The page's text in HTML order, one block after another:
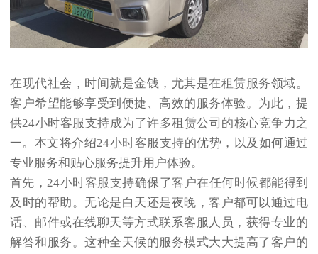
在现代社会，时间就是金钱，尤其是在租赁服务领域。
客户希望能够享受到便捷、高效的服务体验。为此，提
供24小时客服支持成为了许多租赁公司的核心竞争力之
一。本文将介绍24小时客服支持的优势，以及如何通过
专业服务和贴心服务提升用户体验。
首先，24小时客服支持确保了客户在任何时候都能得到
及时的帮助。无论是白天还是夜晚，客户都可以通过电
话、邮件或在线聊天等方式联系客服人员，获得专业的
解答和服务。这种全天候的服务模式大大提高了客户的